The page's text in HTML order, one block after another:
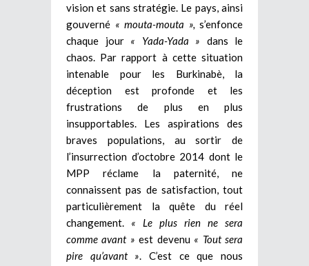
vision et sans stratégie. Le pays, ainsi
gouverné « mouta-mouta », s’enfonce
chaque jour « Yada-Yada » dans le
chaos. Par rapport à cette situation
intenable pour les Burkinabè, la
déception est profonde et les
frustrations de plus en plus
insupportables. Les aspirations des
braves populations, au sortir de
l’insurrection d’octobre 2014 dont le
MPP réclame la paternité, ne
connaissent pas de satisfaction, tout
particulièrement la quête du réel
changement. « Le plus rien ne sera
comme avant » est devenu « Tout sera
pire qu’avant » . C’est ce que nous